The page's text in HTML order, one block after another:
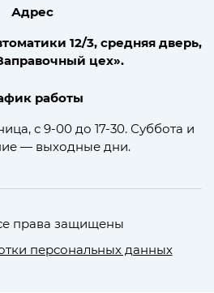
Адрес
12/3, средняя дверь,
цех».
работы
с 9-00 до 17-30. Суббота и
— выходные дни.
права защищены
персональных данных